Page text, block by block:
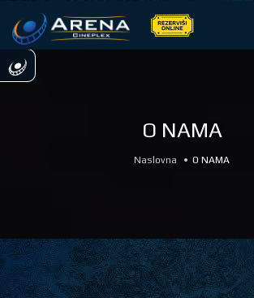
O NAMA
Naslovna O NAMA